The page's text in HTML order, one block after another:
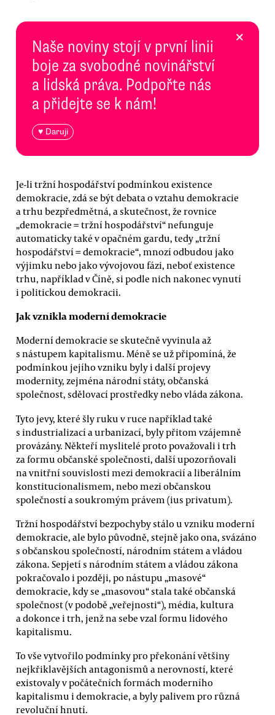
Naše noviny stojí v první linii
boje za svobodné novinářství
a lidská práva. Podpořte nás
a přidejte se k nám!
♥ Daruji
×
Je-li tržní hospodářství podmínkou existence
demokracie, zdá se být debata o vztahu demokracie
a trhu bezpředmětná, a skutečnost, že rovnice
„demokracie = tržní hospodářství“ nefunguje
automaticky také v opačném gardu, tedy „tržní
hospodářství = demokracie“, mnozí odbudou jako
výjimku nebo jako vývojovou fázi, neboť existence
trhu, například v Číně, si podle nich nakonec vynutí
i politickou demokracii.
Jak vznikla moderní demokracie
Moderní demokracie se skutečně vyvinula až
s nástupem kapitalismu. Méně se už připomíná, že
podmínkou jejího vzniku byly i další projevy
modernity, zejména národní státy, občanská
společnost, sdělovací prostředky nebo vláda zákona.
Tyto jevy, které šly ruku v ruce například také
s industrializací a urbanizací, byly přitom vzájemně
provázány. Někteří myslitelé proto považovali i trh
za formu občanské společnosti, další upozorňovali
na vnitřní souvislosti mezi demokracií a liberálním
konstitucionalismem, nebo mezi občanskou
společností a soukromým právem (ius privatum).
Tržní hospodářství bezpochyby stálo u vzniku moderní
demokracie, ale bylo původně, stejně jako ona, svázáno
s občanskou společností, národním státem a vládou
zákona. Sepjetí s národním státem a vládou zákona
pokračovalo i později, po nástupu „masové“
demokracie, kdy se „masovou“ stala také občanská
společnost (v podobě „veřejnosti“), média, kultura
a dokonce i trh, jenž na sebe vzal formu lidového
kapitalismu.
To vše vytvořilo podmínky pro překonání většiny
nejkřiklavějších antagonismů a nerovností, které
existovaly v počátečních formách moderního
kapitalismu i demokracie, a byly palivem pro různá
revoluční hnutí.